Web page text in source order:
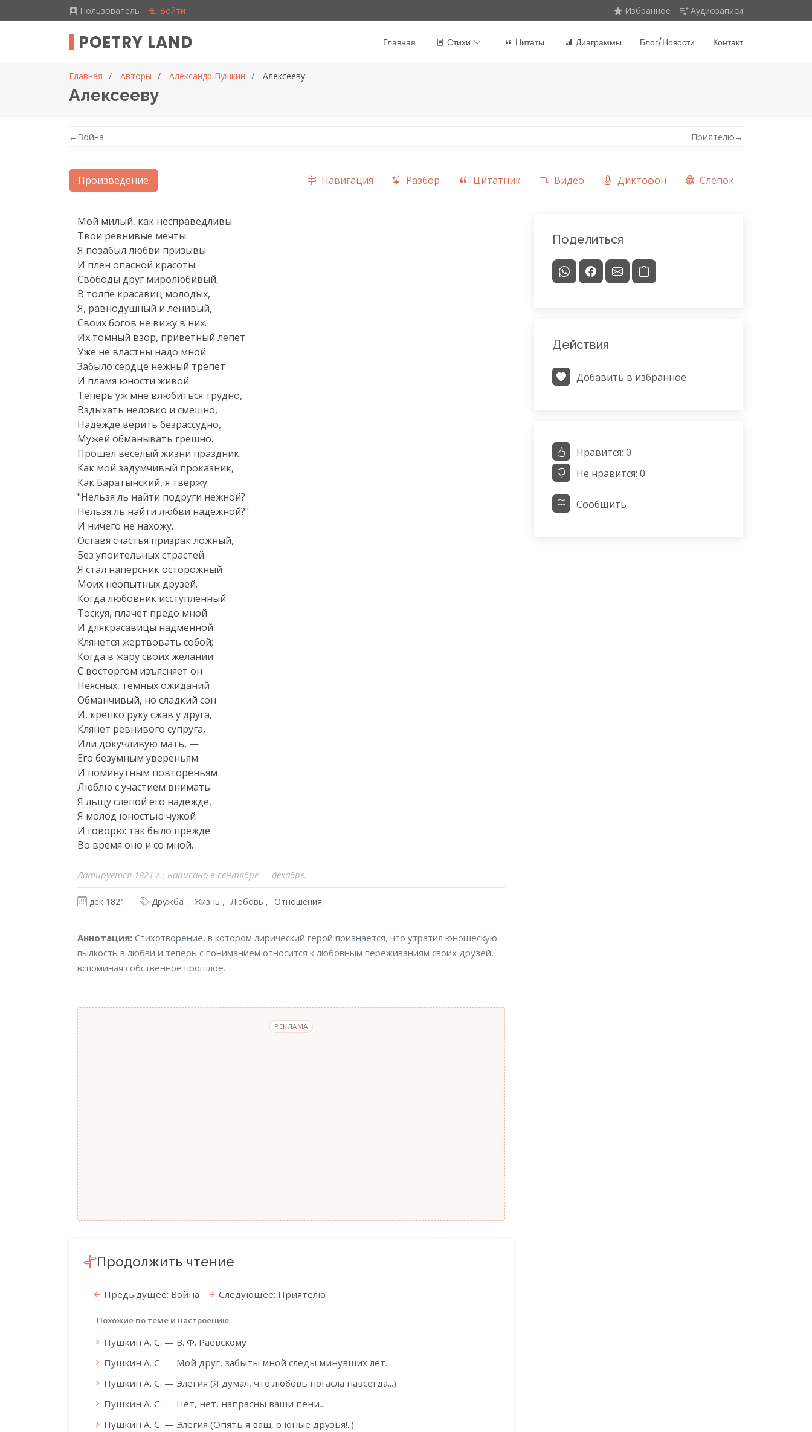
Пользователь Войти Избранное Аудиозаписи
POETRY LAND Главная Стихи Цитаты Диаграммы Блог/Новости Контакт
Главная Авторы Александр Пушкин Алексееву
Алексееву
← Война Приятелю →
Произведение Навигация Разбор Цитатник Видео Диктофон Слепок
Текст произведения
Мой милый, как несправедливы
Твои ревнивые мечты:
Я позабыл любви призывы
И плен опасной красоты:
Свободы друг миролюбивый,
В толпе красавиц молодых,
Я, равнодушный и ленивый,
Своих богов не вижу в них.
Их томный взор, приветный лепет
Уже не властны надо мной.
Забыло сердце нежный трепет
И пламя юности живой.
Теперь уж мне влюбиться трудно,
Вздыхать неловко и смешно,
Надежде верить безрассудно,
Мужей обманывать грешно.
Прошел веселый жизни праздник.
Как мой задумчивый проказник,
Как Баратынский, я твержу:
"Нельзя ль найти подруги нежной?
Нельзя ль найти любви надежной?"
И ничего не нахожу.
Оставя счастья призрак ложный,
Без упоительных страстей.
Я стал наперсник осторожный
Моих неопытных друзей.
Когда любовник исступленный.
Тоскуя, плачет предо мной
И длякрасавицы надменной
Клянется жертвовать собой;
Когда в жару своих желании
С восторгом изъясняет он
Неясных, темных ожиданий
Обманчивый, но сладкий сон
И, крепко руку сжав у друга,
Клянет ревнивого супруга,
Или докучливую мать, —
Его безумным увереньям
И поминутным повтореньям
Люблю с участием внимать:
Я льщу слепой его надежде,
Я молод юностью чужой
И говорю: так было прежде
Во время оно и со мной.
‎Датируется 1821 г.; написано в сентябре — декабре.
дек 1821 Дружба Жизнь Любовь Отношения
Аннотация
Аннотация:Стихотворение, в котором лирический герой признается, что утратил юношескую
пылкость в любви и теперь с пониманием относится к любовным переживаниям своих друзей,
вспоминая собственное прошлое.
РЕКЛАМА
Продолжить чтение
Предыдущее: Война Следующее: Приятелю
Похожие по теме и настроению
Пушкин А. С. — В. Ф. Раевскому
Пушкин А. С. — Мой друг, забыты мной следы минувших лет...
Пушкин А. С. — Элегия (Я думал, что любовь погасла навсегда...)
Пушкин А. С. — Нет, нет, напрасны ваши пени...
Пушкин А. С. — Элегия (Опять я ваш, о юные друзья!..)
Поделиться
Действия
Добавить в избранное
Нравится: 0
Не нравится: 0
Сообщить